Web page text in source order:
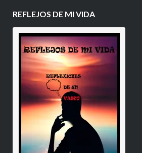
REFLEJOS DE MI VIDA